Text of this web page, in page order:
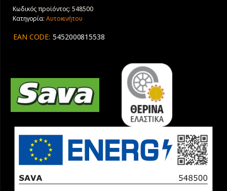
Sava
Perfecta
Κωδικός προϊόντος:548500
Κατηγορία: Αυτοκινήτου
EAN CODE: 5452000815538